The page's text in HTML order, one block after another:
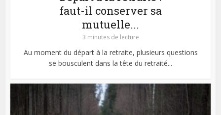
faut-il conserver sa
mutuelle...
3 minutes de lecture
Au moment du départ à la retraite, plusieurs questions
se bousculent dans la tête du retraité...